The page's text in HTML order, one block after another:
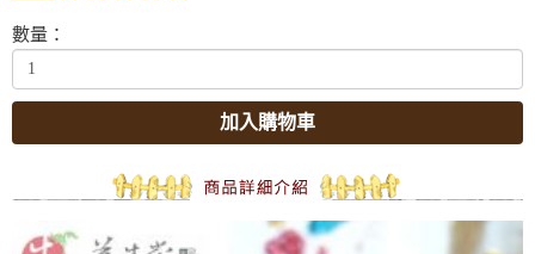
數量：
加入購物車